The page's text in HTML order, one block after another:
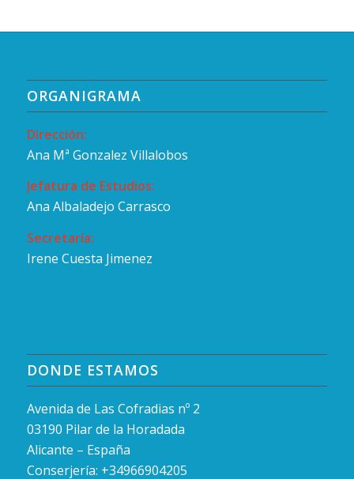
ORGANIGRAMA
Dirección:
Ana Mª Gonzalez Villalobos
Jefatura de Estudios:
Ana Albaladejo Carrasco
Secretaría:
Irene Cuesta Jimenez
DONDE ESTAMOS
Avenida de Las Cofradias nº 2
03190 Pilar de la Horadada
Alicante – España
Conserjería: +34966904205